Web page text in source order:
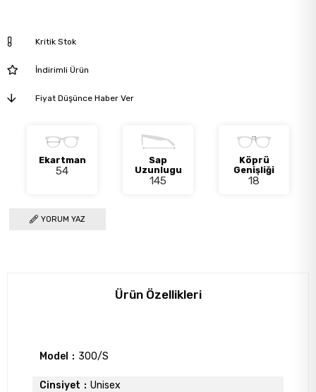
Kritik Stok
İndirimli Ürün
Fiyat Düşünce Haber Ver
Ekartman
54
Sap
Uzunlugu
145
Köprü
Genişliği
18
YORUM YAZ
Ürün Özellikleri
Model 300/S
Cinsiyet Unisex